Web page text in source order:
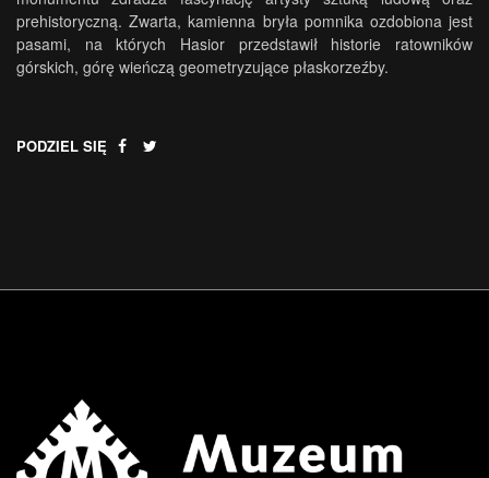
prehistoryczną. Zwarta, kamienna bryła pomnika ozdobiona jest
pasami, na których Hasior przedstawił historie ratowników
górskich, górę wieńczą geometryzujące płaskorzeźby.
PODZIEL SIĘ